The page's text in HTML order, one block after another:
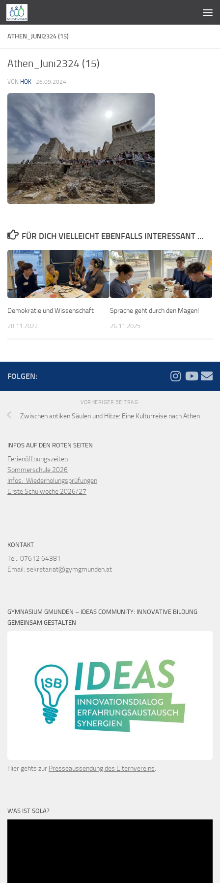
Zum Inhalt springen
ATHEN_JUNI2324 (15)
Athen_Juni2324 (15)
VON HOK · 26.09.2024
FÜR DICH VIELLEICHT EBENFALLS INTERESSANT …
Demokratie und Wissenschaft
28.11.2022
Sprache geht durch den Magen!
26.11.2025
FOLGEN:
VORHERIGER BEITRAG
Zwischen antiken Säulen und Hitze: Eine Kulturreise nach Athen
INFOS AUF DEN ROTEN SEITEN
Ferienöffnungszeiten
Sommerschule 2026
Infos: Wiederholungsprüfungen
Erste Schulwoche 2026/27
KONTAKT
Tel.: 07612 64381
Email: sekretariat@gymgmunden.at
GYMNASIUM GMUNDEN – IDEAS COMMUNITY: INNOVATIVE BILDUNG
GEMEINSAM GESTALTEN
Hier gehts zur Presseaussendung des Elternvereins.
WAS IST SOLA?